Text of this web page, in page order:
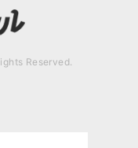
Reserved.